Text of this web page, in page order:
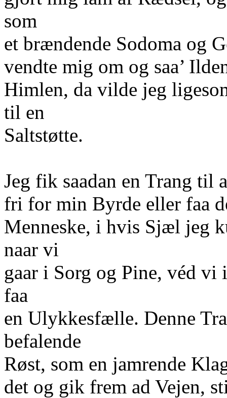
som
et brændende Sodoma og
vendte mig om og saa’
Himlen, da vilde jeg
til en
Saltstøtte.
Jeg fik saadan en Trang til
fri for min Byrde eller faa
Menneske, i hvis Sjæl jeg
naar vi
gaar i Sorg og Pine, véd vi
faa
en Ulykkesfælle. Denne
befalende
Røst, som en jamrende
det og gik frem ad Vejen,